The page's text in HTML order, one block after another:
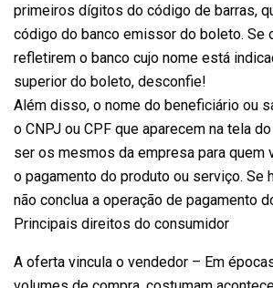
primeiros dígitos do código de barras,
código do banco emissor do boleto. Se
refletirem o banco cujo nome está
superior do boleto, desconfie!
Além disso, o nome do beneficiário ou
o CNPJ ou CPF que aparecem na tela
ser os mesmos da empresa para quem
o pagamento do produto ou serviço. Se
não conclua a operação de pagamento
Principais direitos do consumidor
A oferta vincula o vendedor – Em